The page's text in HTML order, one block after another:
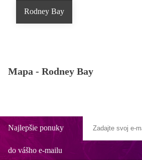
Rodney Bay
Mapa - Rodney Bay
Najlepšie ponuky
do vášho e-mailu